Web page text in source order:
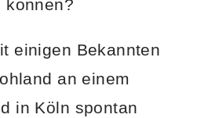
können?
einigen Bekannten
an einem
in Köln spontan